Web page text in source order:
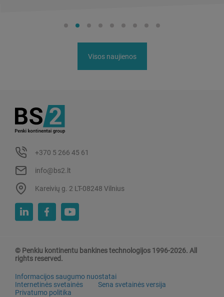
Visos naujienos
+370 5 266 45 61
info@bs2.lt
Kareivių g. 2 LT-08248 Vilnius
© Penkiu kontinentu bankines technologijos 1996-2026. All
rights reserved.
Informacijos saugumo nuostatai
Internetinės svetainės
Sena svetainės versija
Privatumo politika